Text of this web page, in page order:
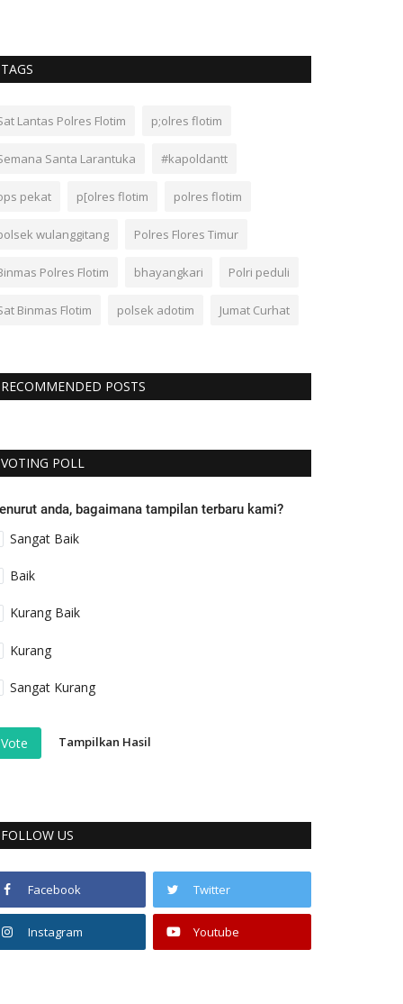
TAGS
Lantas Polres Flotim p;olres flotim
Santa Larantuka #kapoldantt
pekat p[olres flotim polres flotim
wulanggitang Polres Flores Timur
Polres Flotim bhayangkari Polri peduli
Binmas Flotim polsek adotim Jumat Curhat
RECOMMENDED POSTS
VOTING POLL
anda, bagaimana tampilan terbaru kami?
Sangat Baik
Baik
Kurang Baik
Kurang
Sangat Kurang
Vote Tampilkan Hasil
FOLLOW US
Facebook Twitter
Instagram Youtube